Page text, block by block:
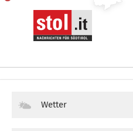
Wetter